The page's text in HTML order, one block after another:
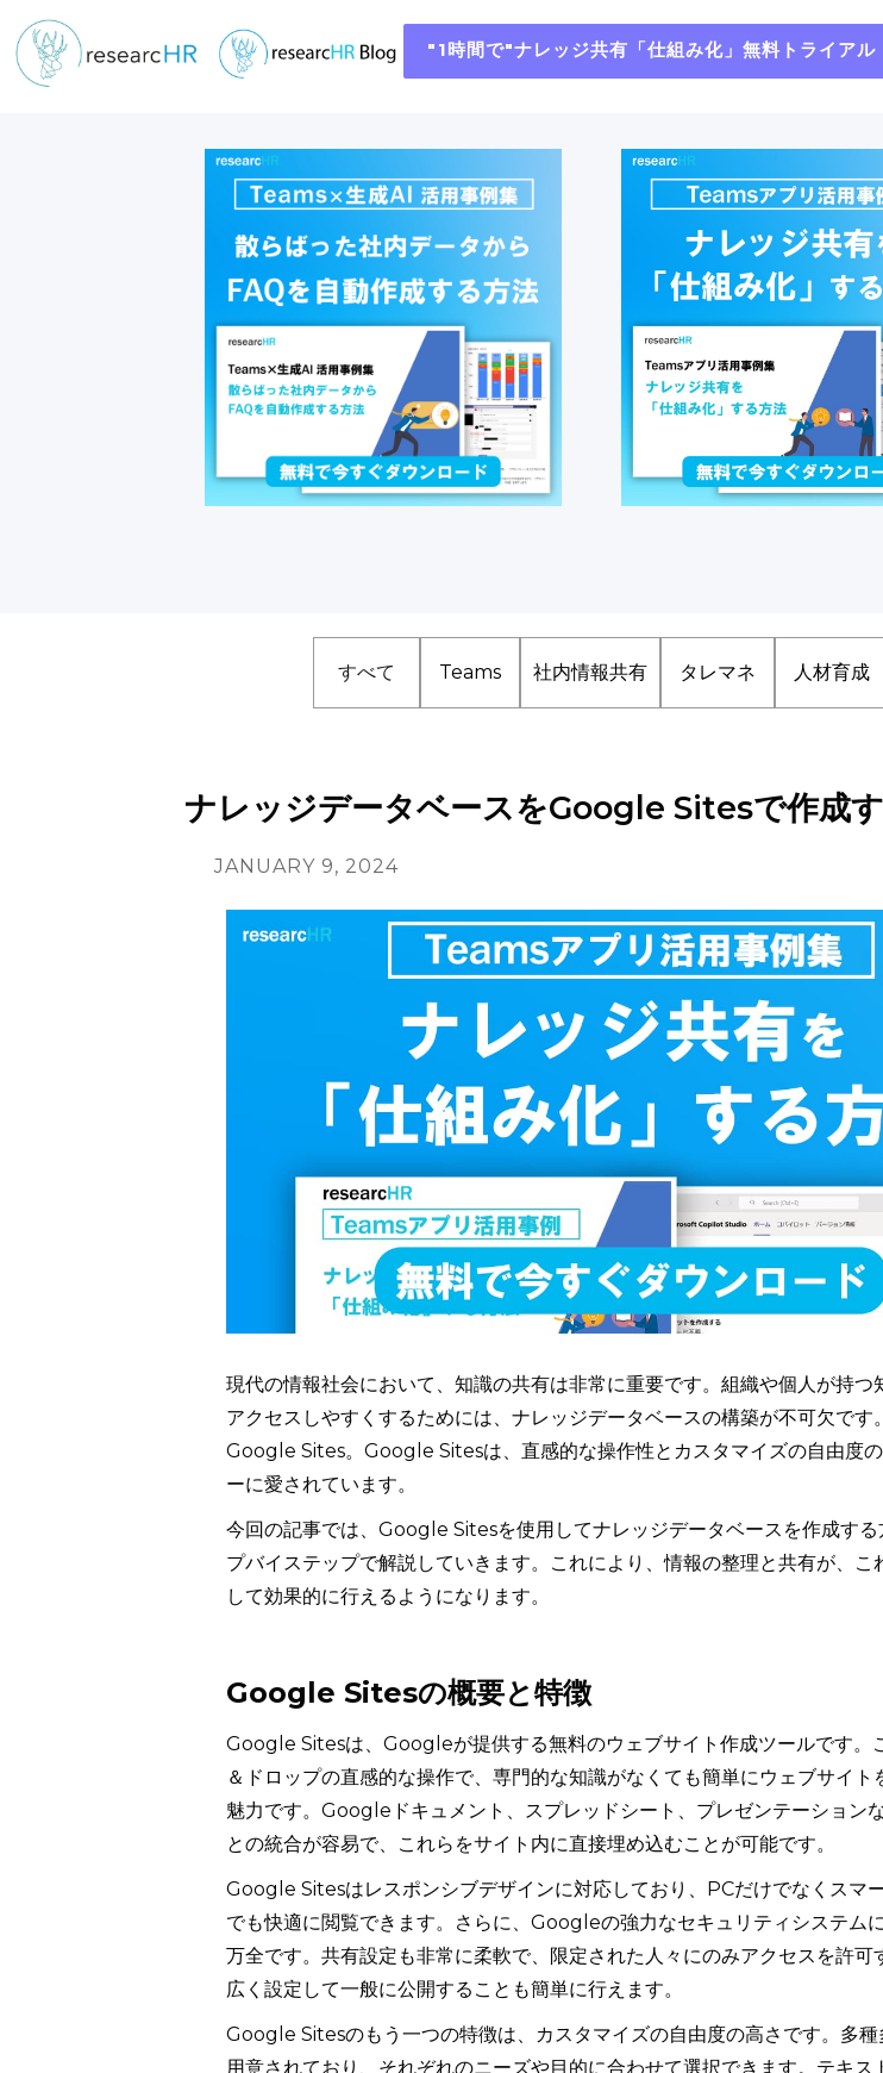
"1時間で"ナレッジ共有「仕組み化」無料トライアル
すべて Teams 社内情報共有 タレマネ 人材育成
ナレッジデータベースをGoogle Sitesで作成
JANUARY 9, 2024
現代の情報社会において、知識の共有は非常に重要です。組織や個人が持つ
アクセスしやすくするためには、ナレッジデータベースの構築が不可欠です
Google Sites。Google Sitesは、直感的な操作性とカスタマイズの自由度
ーに愛されています。
今回の記事では、Google Sitesを使用してナレッジデータベースを作成する
プバイステップで解説していきます。これにより、情報の整理と共有が、こ
して効果的に行えるようになります。
Google Sitesの概要と特徴
Google Sitesは、Googleが提供する無料のウェブサイト作成ツールです。
＆ドロップの直感的な操作で、専門的な知識がなくても簡単にウェブサイト
魅力です。Googleドキュメント、スプレッドシート、プレゼンテーション
との統合が容易で、これらをサイト内に直接埋め込むことが可能です。
Google Sitesはレスポンシブデザインに対応しており、PCだけでなくスマ
でも快適に閲覧できます。さらに、Googleの強力なセキュリティシステム
万全です。共有設定も非常に柔軟で、限定された人々にのみアクセスを許可
広く設定して一般に公開することも簡単に行えます。
Google Sitesのもう一つの特徴は、カスタマイズの自由度の高さです。多
用意されており、それぞれのニーズや目的に合わせて選択できます。テキス